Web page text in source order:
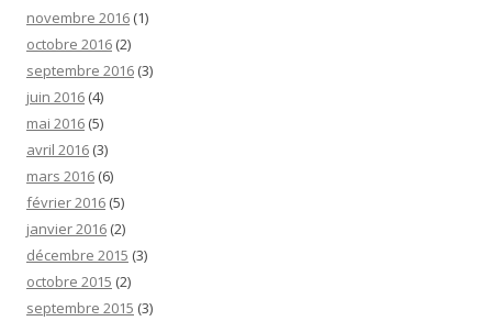
novembre 2016 (1)
octobre 2016 (2)
septembre 2016 (3)
juin 2016 (4)
mai 2016 (5)
avril 2016 (3)
mars 2016 (6)
février 2016 (5)
janvier 2016 (2)
décembre 2015 (3)
octobre 2015 (2)
septembre 2015 (3)